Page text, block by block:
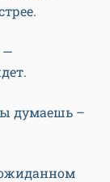
—
думаешь –